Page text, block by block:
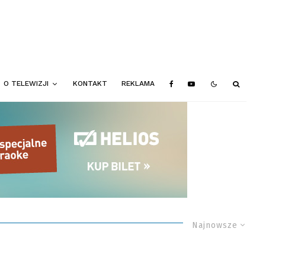
O TELEWIZJI KONTAKT REKLAMA
Najnowsze